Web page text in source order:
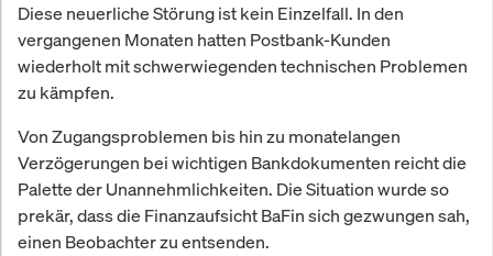
Diese neuerliche Störung ist kein Einzelfall. In den
vergangenen Monaten hatten Postbank-Kunden
wiederholt mit schwerwiegenden technischen Problemen
zu kämpfen.
Von Zugangsproblemen bis hin zu monatelangen
Verzögerungen bei wichtigen Bankdokumenten reicht die
Palette der Unannehmlichkeiten. Die Situation wurde so
prekär, dass die Finanzaufsicht BaFin sich gezwungen sah,
einen Beobachter zu entsenden.